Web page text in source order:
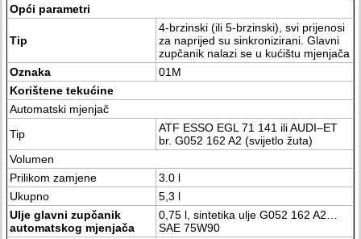
Opći parametri
Tip
4-brzinski (ili 5-brzinski), svi prijenosi
za naprijed su sinkronizirani. Glavni
zupčanik nalazi se u kućištu mjenjača
Oznaka
01M
Korištene tekućine
Automatski mjenjač
Tip
ATF ESSO EGL 71 141 ili AUDI–ET
br. G052 162 A2 (svijetlo žuta)
Volumen
Prilikom zamjene
3.0 l
Ukupno
5,3 l
Ulje glavni zupčanik
automatskog mjenjača
0,75 l, sintetika ulje G052 162 A2…
SAE 75W90